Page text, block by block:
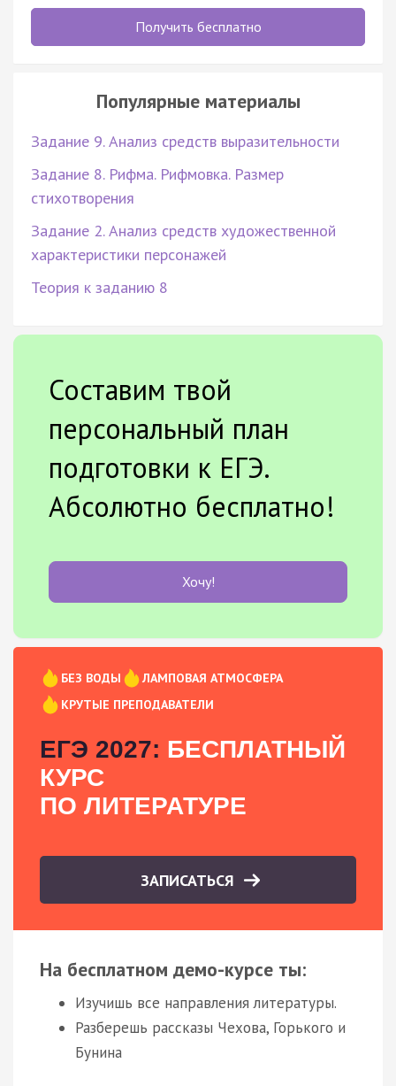
Получить бесплатно
Популярные материалы
Задание 9. Анализ средств выразительности
Задание 8. Рифма. Рифмовка. Размер
стихотворения
Задание 2. Анализ средств художественной
характеристики персонажей
Теория к заданию 8
Составим твой
персональный план
подготовки к ЕГЭ.
Абсолютно бесплатно!
Хочу!
БЕЗ ВОДЫ
ЛАМПОВАЯ АТМОСФЕРА
КРУТЫЕ ПРЕПОДАВАТЕЛИ
ЕГЭ 2027: БЕСПЛАТНЫЙ
КУРС
ПО ЛИТЕРАТУРЕ
ЗАПИСАТЬСЯ
На бесплатном демо-курсе ты:
Изучишь все направления литературы.
Разберешь рассказы Чехова, Горького и
Бунина